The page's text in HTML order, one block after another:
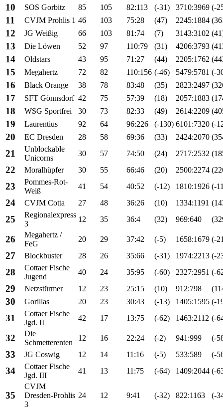
10 SOS Gorbitz 85 105 82:113 (-31) 3710:3969 (-
11 CVJM Prohlis 1 46 103 75:28 (47) 2245:1884
12 JG Weißig 66 103 81:74 (7) 3143:3102
13 Die Löwen 52 97 110:79 (31) 4206:3793
14 Oldstars 43 95 71:27 (44) 2205:1762
15 Megahertz 72 82 110:156 (-46) 5479:5781 (-
16 Black Orange 38 78 83:48 (35) 2823:2497
17 SFT Gönnsdorf 42 75 57:39 (18) 2057:1883
18 WSG Sportfrei 30 73 82:33 (49) 2614:2209
19 Laurentius 92 64 96:226 (-130) 6101:7320 (-
20 EC Dresden 28 58 69:36 (33) 2424:2070
21
Unblockable
Unicorns
30 57 74:50 (24) 2717:2532
22 Moralhüpfer 30 55 66:46 (20) 2500:2274
23
Pommes-Rot-
Weiß
41 54 40:52 (-12) 1810:1926 (-
24 CVJM Cotta 27 48 36:26 (10) 1334:1191
25
Regionalexpress
3
12 35 36:4 (32) 969:640
26
Megahertz /
FeG
20 29 37:42 (-5) 1658:1679 (-
27 Blockbuster 28 26 35:66 (-31) 1974:2213 (-
28
Cottaer Fische
Jugend
40 24 35:95 (-60) 2327:2951 (-
29 Netzstürmer 12 23 25:15 (10) 912:798
30 Gorillas 20 23 30:43 (-13) 1405:1595 (-
31
Cottaer Fische
Jgd. II
42 17 13:75 (-62) 1463:2112 (-
32
Die
Schmetterenten
12 16 22:24 (-2) 941:999 (-
33 JG Coswig 12 14 11:16 (-5) 533:589 (-
34
Cottaer Fische
Jgd. III
41 13 11:75 (-64) 1409:2044 (-
35
CVJM
Dresden-Prohlis
3
24 12 9:41 (-32) 822:1163 (-